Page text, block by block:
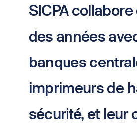
SICPA
des années
banques
imprimeurs de
sécurité, et leur